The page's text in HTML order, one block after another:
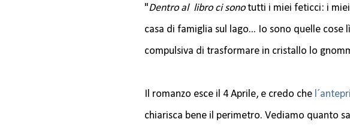
"Dentro al libro ci sonotutti i miei feticci: i
casa di famiglia sul lago... Io sono quelle
compulsiva di trasformare in cristallo lo
Il romanzo esce il 4 Aprile, e credo che
chiarisca bene il perimetro. Vediamo quanto